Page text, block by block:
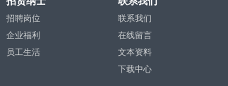
招聘岗位
企业福利
员工生活
联系我们
在线留言
文本资料
下载中心